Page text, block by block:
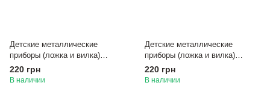
Детские металлические
приборы (ложка и вилка)
«Мишка» с силиконовой
ручкой. Коллекция «Первый
220 грн
В наличии
Детские металлические
приборы (ложка и вилка)
«Мишка» с силиконовой
ручкой. Коллекция «Первый
220 грн
В наличии